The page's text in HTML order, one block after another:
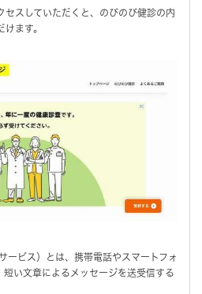
セスしていただくと、のびのび健診の内
ます。
ービス）とは、携帯電話やスマートフォ
短い文章によるメッセージを送受信する